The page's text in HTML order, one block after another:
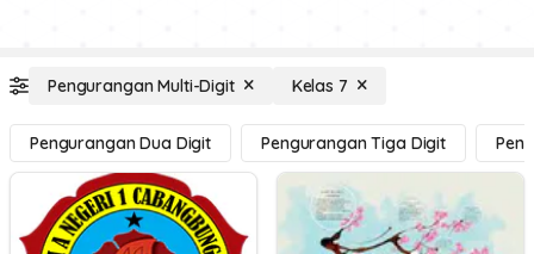
Pengurangan Multi-Digit Kelas 7
Pengurangan Dua Digit Pengurangan Tiga Digit